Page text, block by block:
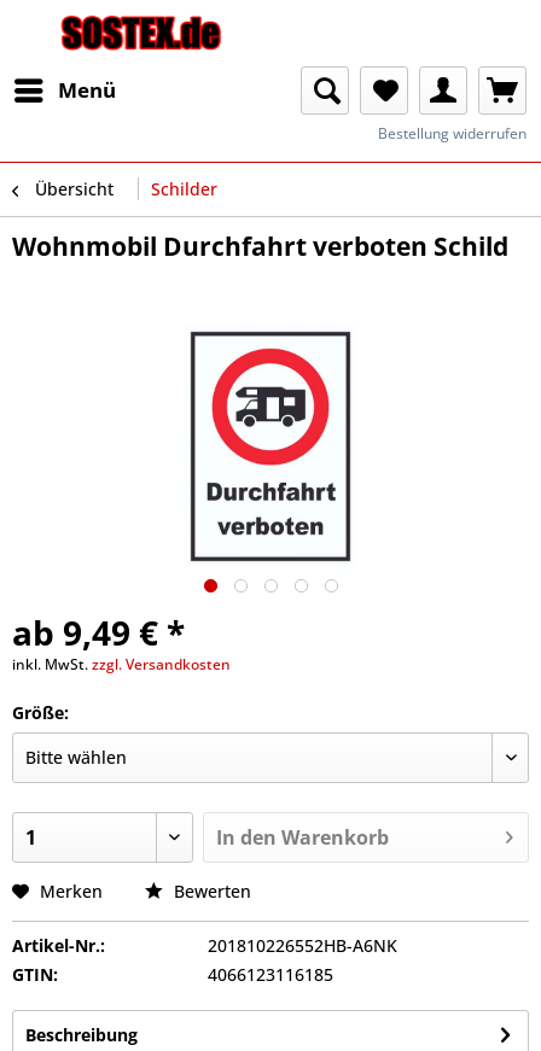
Menü
Bestellung widerrufen
Übersicht Schilder
Wohnmobil Durchfahrt verboten Schild
ab 9,49 € *
inkl. MwSt.zzgl. Versandkosten
Größe:
In den Warenkorb
Merken Bewerten
Artikel-Nr.:
201810226552HB-A6NK
GTIN:
4066123116185
Beschreibung